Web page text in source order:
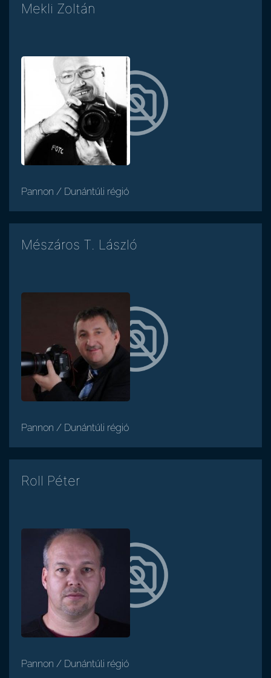
Mekli Zoltán
Pannon / Dunántúli régió
Mészáros T. László
Pannon / Dunántúli régió
Roll Péter
Pannon / Dunántúli régió